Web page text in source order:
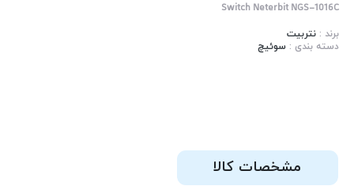
Switch Neterbit NGS-1016C
برند :نتربیت
دسته بندی :سوئیچ
مشخصات کالا